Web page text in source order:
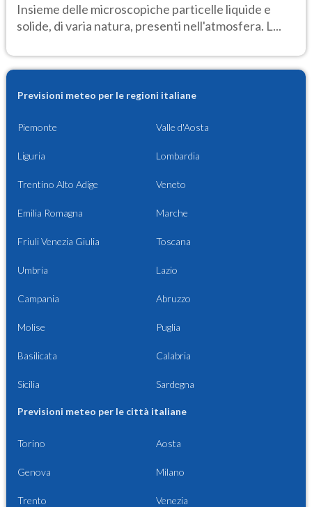
Insieme delle microscopiche particelle liquide e
solide, di varia natura, presenti nell'atmosfera. L...
Previsioni meteo per le regioni italiane
Piemonte Valle d'Aosta
Liguria Lombardia
Trentino Alto Adige Veneto
Emilia Romagna Marche
Friuli Venezia Giulia Toscana
Umbria Lazio
Campania Abruzzo
Molise Puglia
Basilicata Calabria
Sicilia Sardegna
Previsioni meteo per le città italiane
Torino Aosta
Genova Milano
Trento Venezia